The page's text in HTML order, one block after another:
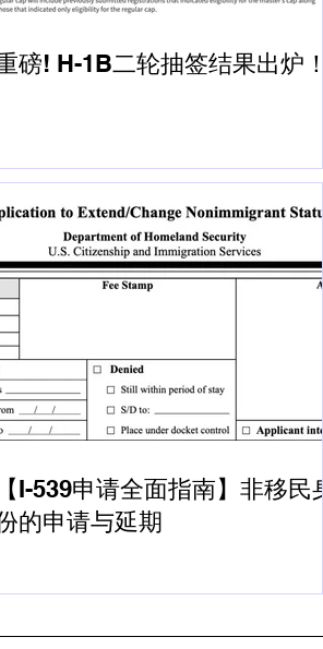
磅! H-1B二轮抽签结果出炉！
【I-539申请全面指南】非移民身
的申请与延期